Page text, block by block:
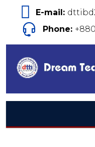
E-mail:
Phone: